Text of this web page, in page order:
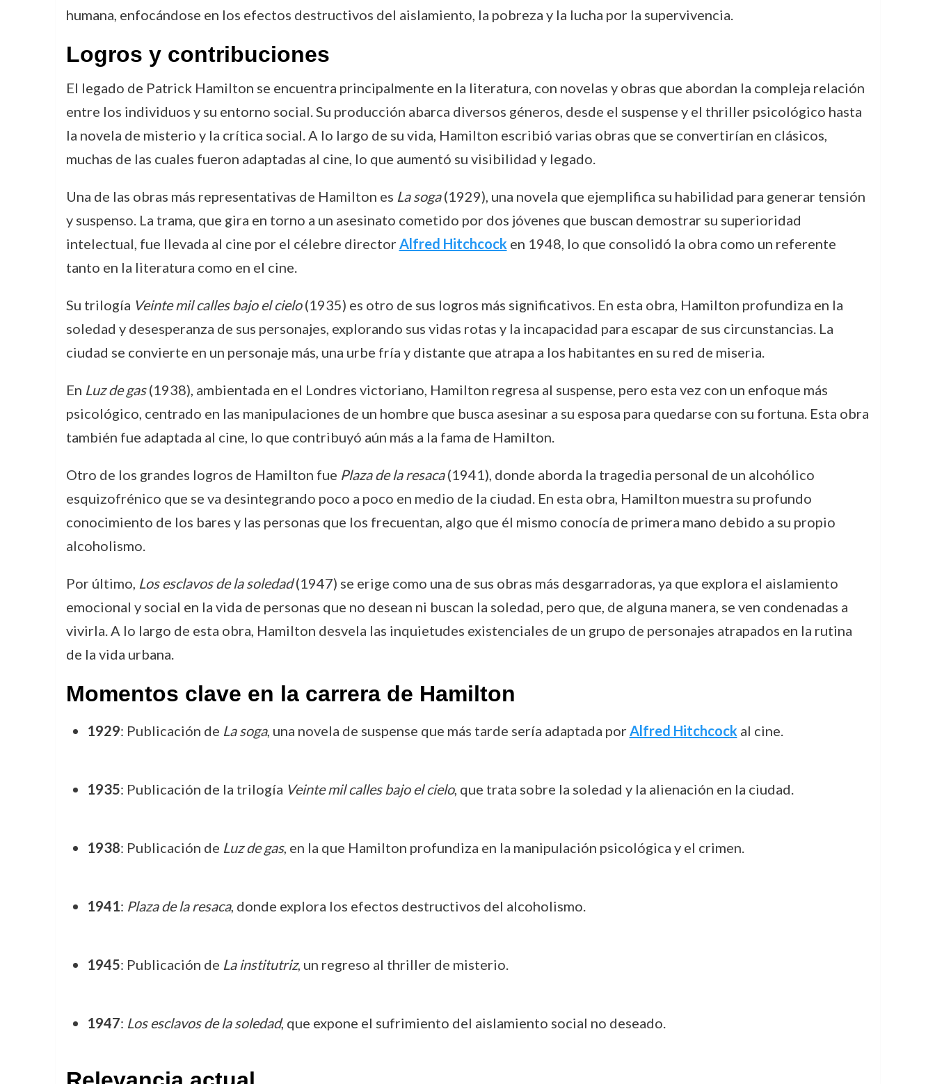
humana, enfocándose en los efectos destructivos del aislamiento, la pobreza y la lucha por la supervivencia.
Logros y contribuciones
El legado de Patrick Hamilton se encuentra principalmente en la literatura, con novelas y obras que abordan la compleja relación
entre los individuos y su entorno social. Su producción abarca diversos géneros, desde el suspense y el thriller psicológico hasta
la novela de misterio y la crítica social. A lo largo de su vida, Hamilton escribió varias obras que se convertirían en clásicos,
muchas de las cuales fueron adaptadas al cine, lo que aumentó su visibilidad y legado.
Una de las obras más representativas de Hamilton es La soga(1929), una novela que ejemplifica su habilidad para generar tensión
y suspenso. La trama, que gira en torno a un asesinato cometido por dos jóvenes que buscan demostrar su superioridad
intelectual, fue llevada al cine por el célebre director Alfred Hitchcock en 1948, lo que consolidó la obra como un referente
tanto en la literatura como en el cine.
Su trilogía Veinte mil calles bajo el cielo(1935) es otro de sus logros más significativos. En esta obra, Hamilton profundiza en la
soledad y desesperanza de sus personajes, explorando sus vidas rotas y la incapacidad para escapar de sus circunstancias. La
ciudad se convierte en un personaje más, una urbe fría y distante que atrapa a los habitantes en su red de miseria.
En Luz de gas(1938), ambientada en el Londres victoriano, Hamilton regresa al suspense, pero esta vez con un enfoque más
psicológico, centrado en las manipulaciones de un hombre que busca asesinar a su esposa para quedarse con su fortuna. Esta obra
también fue adaptada al cine, lo que contribuyó aún más a la fama de Hamilton.
Otro de los grandes logros de Hamilton fue Plaza de la resaca(1941), donde aborda la tragedia personal de un alcohólico
esquizofrénico que se va desintegrando poco a poco en medio de la ciudad. En esta obra, Hamilton muestra su profundo
conocimiento de los bares y las personas que los frecuentan, algo que él mismo conocía de primera mano debido a su propio
alcoholismo.
Por último, Los esclavos de la soledad(1947) se erige como una de sus obras más desgarradoras, ya que explora el aislamiento
emocional y social en la vida de personas que no desean ni buscan la soledad, pero que, de alguna manera, se ven condenadas a
vivirla. A lo largo de esta obra, Hamilton desvela las inquietudes existenciales de un grupo de personajes atrapados en la rutina
de la vida urbana.
Momentos clave en la carrera de Hamilton
1929: Publicación de La soga, una novela de suspense que más tarde sería adaptada por Alfred Hitchcock al cine.
1935: Publicación de la trilogía Veinte mil calles bajo el cielo, que trata sobre la soledad y la alienación en la ciudad.
1938: Publicación de Luz de gas, en la que Hamilton profundiza en la manipulación psicológica y el crimen.
1941: Plaza de la resaca, donde explora los efectos destructivos del alcoholismo.
1945: Publicación de La institutriz, un regreso al thriller de misterio.
1947: Los esclavos de la soledad, que expone el sufrimiento del aislamiento social no deseado.